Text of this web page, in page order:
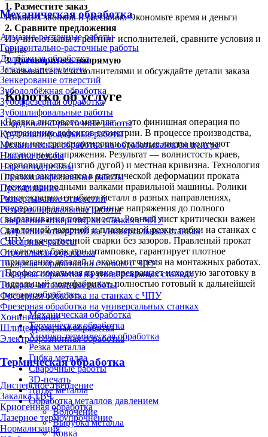
Механическая обработка
Алмазно-расточные работы
Горизонтально-расточные работы
Долбёжная обработка
Заточка инструмента
Зенкерование отверстий
Зубодолбёжная обработка
Зубофрезерная обработка
Зубошлифовальные работы
Координатно-расточные работы
Круглошлифовальные работы
Механическая обработка на обрабатывающем центре
Накатка резьбы
Нарезание резьбы
Плоскошлифовальные работы
Протягивание
Развертывание отверстий
Резьбошлифовальные работы
Сверление отверстий на станках с ЧПУ
Сверление отверстий на универсальных станках
Слесарные работы
Строгальная обработка
Токарная обработка на станках с ЧПУ
Токарная обработка на универсальных станках
Токарно-автоматные работы
Фрезерная обработка на станках с ЧПУ
Фрезерная обработка на универсальных станках
Хонингование
Шлицефрезерная обработка
Электроэрозионная обработка
Термическая обработка
Дисперсное твердение
Закалка ТВЧ
Криогенная обработка
Лазерное термоупрочнение
Нормализация
1. Разместите заказ
Никаких звонков и рассылок. Экономьте время и деньги
2. Сравните предложения
Изучите отзывы и рейтинг исполнителей, сравните условия и
цены
3.Договоритесь напрямую
Связывайтесь с исполнителями и обсуждайте детали заказа
Коротко об услуге
Правка листового металла — это финишная операция по
устранению дефектов геометрии. В процессе производства,
резки или транспортировки стальные листы получают
остаточные напряжения. Результат — волнистость краев,
серповидность (изгиб дугой) и местная кривизна. Технология
правки заключается в пластической деформации проката
между приводными валками правильной машины. Ролики
многократно изгибают металл в разных направлениях,
перераспределяя внутренние напряжения до полного
выравнивания поверхности. Ровный лист критически важен
для точной лазерной и плазменной резки, гибки на станках с
ЧПУ и качественной сварки без зазоров. Правленый прокат
исключает брак при штамповке, гарантирует плотное
прилегание деталей и экономит время на монтажных работах.
Профессиональная правка превращает исходную заготовку в
идеальный полуфабрикат, полностью готовый к дальнейшей
металлообработке.
Механическая обработка
Термическая обработка
Химико-термическая обработка
Резка металла
Гибка металла
Сварочные работы
3D-печать
Литьё металла
Обработка металлов давлением
Волочение
Вырубка металла
Ковка